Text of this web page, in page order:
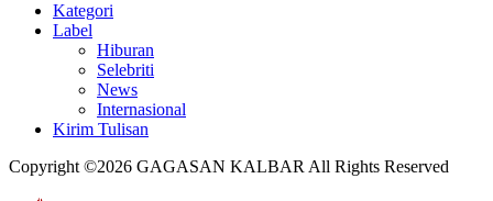
Kategori
Label
Hiburan
Selebriti
News
Internasional
Kirim Tulisan
Copyright ©2026 GAGASAN KALBAR All Rights Reserved